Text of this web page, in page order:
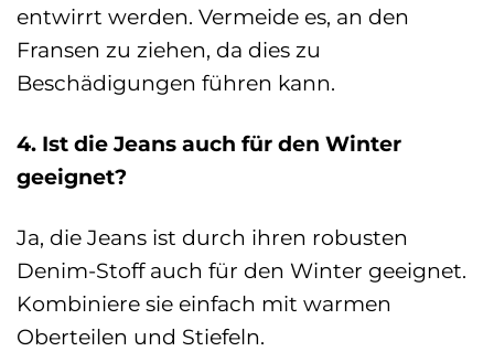
entwirrt werden. Vermeide es, an den
Fransen zu ziehen, da dies zu
Beschädigungen führen kann.
4. Ist die Jeans auch für den Winter
geeignet?
Ja, die Jeans ist durch ihren robusten
Denim-Stoff auch für den Winter geeignet.
Kombiniere sie einfach mit warmen
Oberteilen und Stiefeln.